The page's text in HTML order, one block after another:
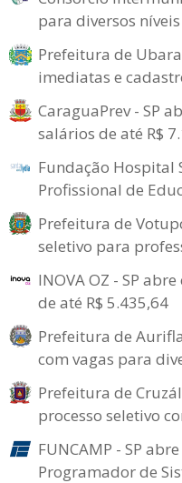
para diversos
Prefeitura de
imediatas e
CaraguaPrev - SP
salários de até R$
Fundação Hospital
Profissional de
Prefeitura de
seletivo para
INOVA OZ - SP
de até R$ 5.435,64
Prefeitura de
com vagas para
Prefeitura de
processo seletivo
FUNCAMP - SP
Programador de